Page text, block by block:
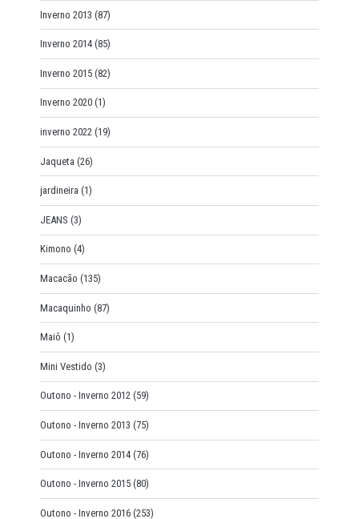
Inverno 2013 (87)
Inverno 2014 (85)
Inverno 2015 (82)
Inverno 2020 (1)
inverno 2022 (19)
Jaqueta (26)
jardineira (1)
JEANS (3)
Kimono (4)
Macacão (135)
Macaquinho (87)
Maiô (1)
Mini Vestido (3)
Outono - Inverno 2012 (59)
Outono - Inverno 2013 (75)
Outono - Inverno 2014 (76)
Outono - Inverno 2015 (80)
Outono - Inverno 2016 (253)